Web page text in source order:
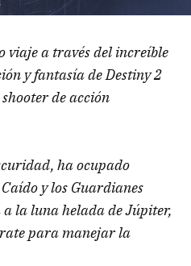
viaje a través del increíble
y fantasía de Destiny 2
de acción
ha ocupado
y los Guardianes
la luna helada de Júpiter,
para manejar la